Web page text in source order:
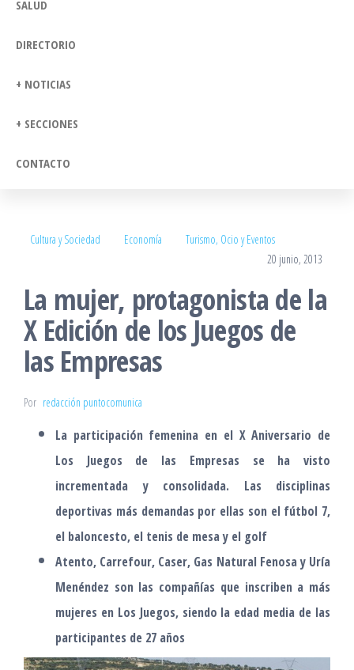
SALUD
DIRECTORIO
+ NOTICIAS
+ SECCIONES
CONTACTO
Cultura y Sociedad Economía
Turismo, Ocio y Eventos
20 junio, 2013
La mujer, protagonista de la
X Edición de los Juegos de
las Empresas
Por redacción puntocomunica
La participación femenina en el X Aniversario de
Los Juegos de las Empresas se ha visto
incrementada y consolidada. Las disciplinas
deportivas más demandas por ellas son el fútbol 7,
el baloncesto, el tenis de mesa y el golf
Atento, Carrefour, Caser, Gas Natural Fenosa y Uría
Menéndez son las compañías que inscriben a más
mujeres en Los Juegos, siendo la edad media de las
participantes de 27 años